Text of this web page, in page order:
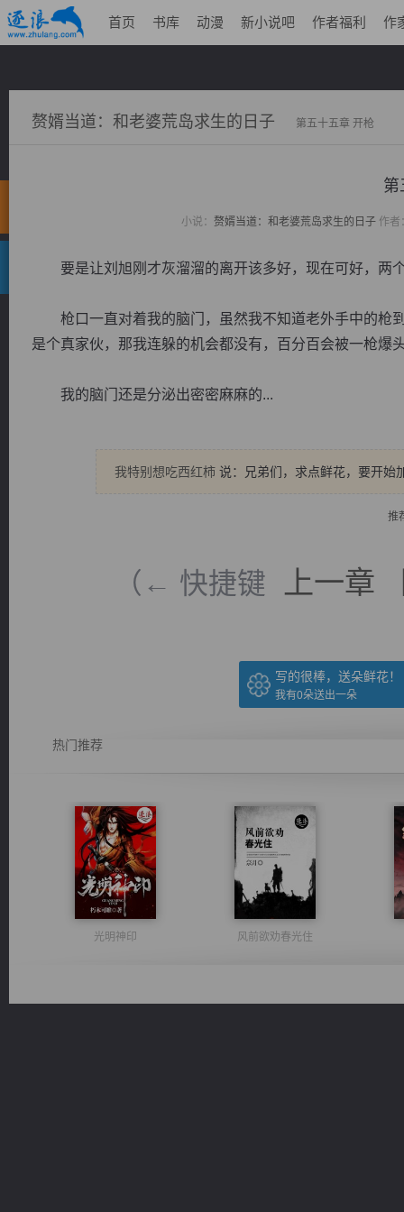
首页 书库 动漫 新小说吧 作者福利 作
赘婿当道：和老婆荒岛求生的日子 第五十五章 开枪
第
小说： 赘婿当道：和老婆荒岛求生的日子作者
要是让刘旭刚才灰溜溜的离开该多好，现在可好，两
枪口一直对着我的脑门，虽然我不知道老外手中的枪
是个真家伙，那我连躲的机会都没有，百分百会被一枪爆
我的脑门还是分泌出密密麻麻的...
我特别想吃西红柿 说：兄弟们，求点鲜花，要开始
推
（← 快捷键 上一章
写的很棒，送朵鲜花！
我有0朵送出一朵
热门推荐
光明神印 风前欲劝春光住